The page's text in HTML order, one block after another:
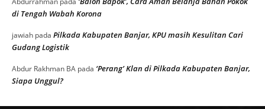
di Tengah Wabah Korona
jawiah pada Pilkada Kabupaten Banjar, KPU masih Kesulitan Cari
Gudang Logistik
Abdur Rakhman BA pada ‘Perang’ Klan di Pilkada Kabupaten Banjar,
Siapa Unggul?